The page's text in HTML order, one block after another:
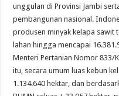
unggulan di Provinsi Jambi
pembangunan nasional.
produsen minyak kelapa sawit
lahan hingga mencapai
Menteri Pertanian Nomor 833/
itu, secara umum luas kebun
1.134.640 hektar, dan